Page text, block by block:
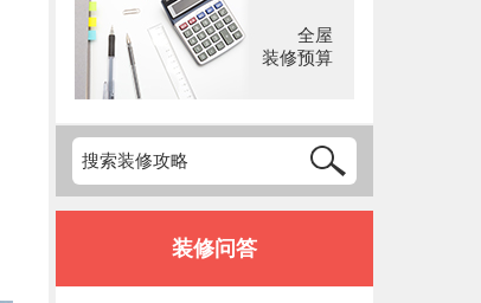
全屋
装修预算
装修问答